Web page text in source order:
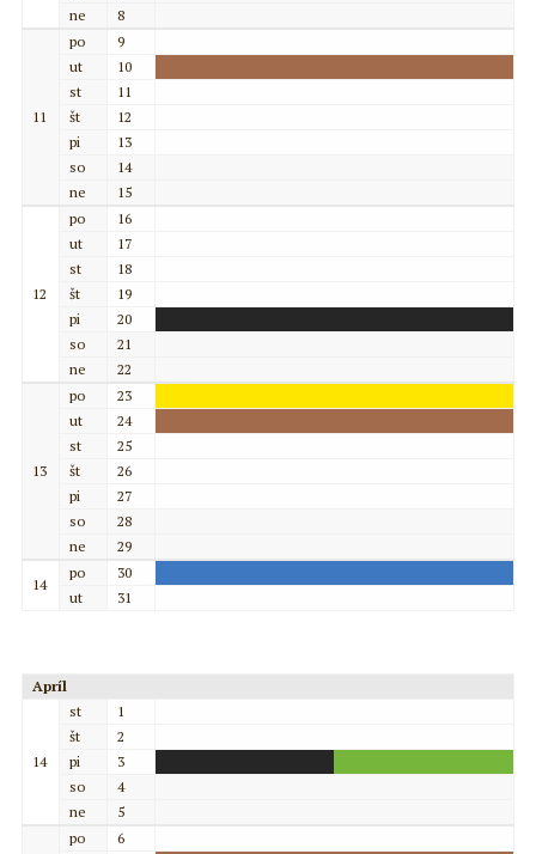
ne
8
11
po
9
ut
10
st
11
št
12
pi
13
so
14
ne
15
12
po
16
ut
17
st
18
št
19
pi
20
so
21
ne
22
13
po
23
ut
24
st
25
št
26
pi
27
so
28
ne
29
14
po
30
ut
31
Apríl
14
st
1
št
2
pi
3
so
4
ne
5
po
6